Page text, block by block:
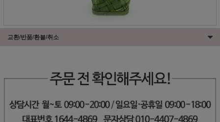
교환/반품/환불/취소